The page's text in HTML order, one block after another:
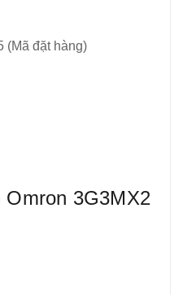
(Mã đặt hàng)
3G3MX2